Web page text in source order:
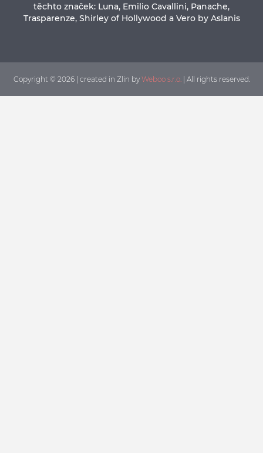
těchto značek: Luna, Emilio Cavallini, Panache,
Trasparenze, Shirley of Hollywood a Vero by Aslanis
Copyright © 2026 | created in Zlin by Weboo s.r.o. | All rights reserved.